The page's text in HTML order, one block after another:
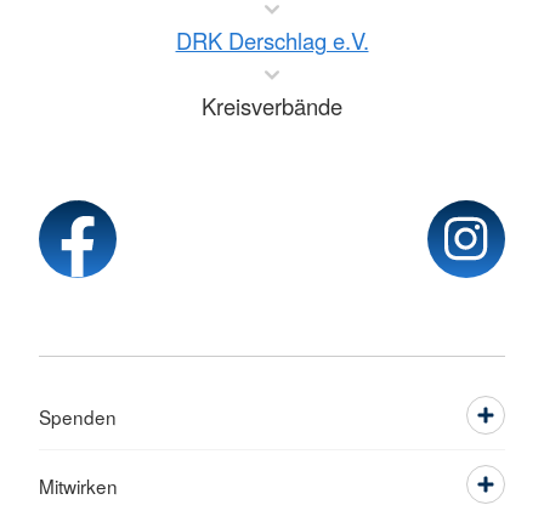
DRK Derschlag e.V.
Kreisverbände
Spenden
Mitwirken